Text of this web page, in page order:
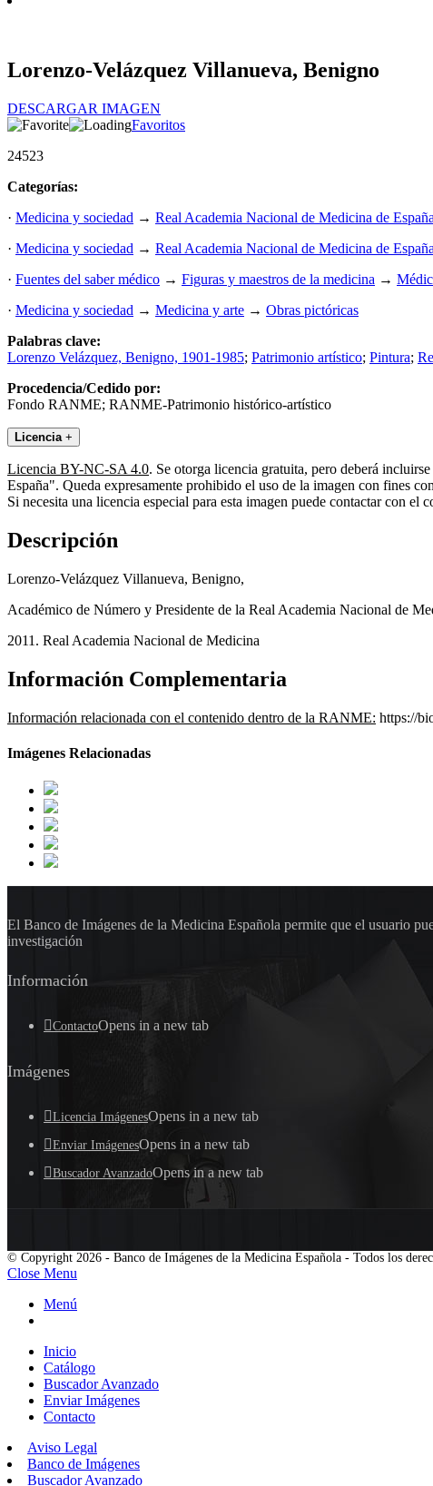
Lorenzo-Velázquez Villanueva, Benigno
DESCARGAR IMAGEN
Favoritos
24523
Categorías:
· Medicina y sociedad → Real Academia Nacional de Medicina de España
· Medicina y sociedad → Real Academia Nacional de Medicina de España
· Fuentes del saber médico → Figuras y maestros de la medicina →
· Medicina y sociedad → Medicina y arte → Obras pictóricas
Palabras clave:
Lorenzo Velázquez, Benigno, 1901-1985; Patrimonio artístico; Pintura;
Procedencia/Cedido por:
Fondo RANME; RANME-Patrimonio histórico-artístico
Licencia +
Licencia BY-NC-SA 4.0. Se otorga licencia gratuita, pero deberá
España". Queda expresamente prohibido el uso de la imagen con fines
Si necesita una licencia especial para esta imagen puede contactar con
Descripción
Lorenzo-Velázquez Villanueva, Benigno,
Académico de Número y Presidente de la Real Academia Nacional de
2011. Real Academia Nacional de Medicina
Información Complementaria
Información relacionada con el contenido dentro de la RANME: https://
Imágenes Relacionadas
El Banco de Imágenes de la Medicina Española permite que el usuario
investigación
Información
ContactoOpens in a new tab
Imágenes
Licencia ImágenesOpens in a new tab
Enviar ImágenesOpens in a new tab
Buscador AvanzadoOpens in a new tab
© Copyright 2026 - Banco de Imágenes de la Medicina Española - Todos los
Close Menu
Menú
Inicio
Catálogo
Buscador Avanzado
Enviar Imágenes
Contacto
Aviso Legal
Banco de Imágenes
Buscador Avanzado